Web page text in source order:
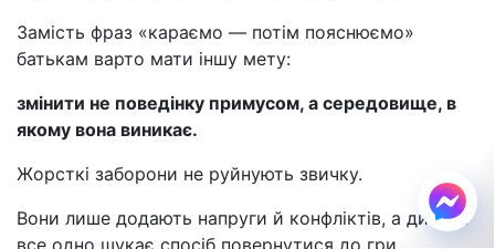
Замість фраз «караємо — потім пояснюємо»
батькам варто мати іншу мету:
змінити не поведінку примусом, а середовище, в
якому вона виникає.
Жорсткі заборони не руйнують звичку.
Вони лише додають напруги й конфліктів, а дитина
все одно шукає спосіб повернутися до гри.